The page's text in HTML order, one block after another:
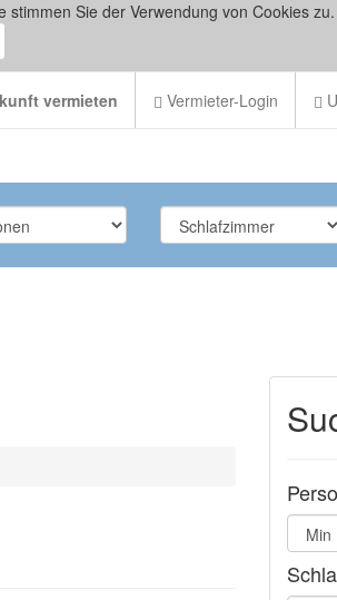
Sie der Verwendung von Cookies zu.
vermieten Vermieter-Login